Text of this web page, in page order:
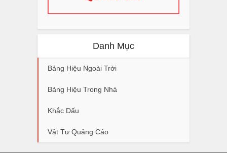
Danh Mục
Bảng Hiệu Ngoài Trời
Bảng Hiệu Trong Nhà
Khắc Dấu
Vật Tư Quảng Cáo